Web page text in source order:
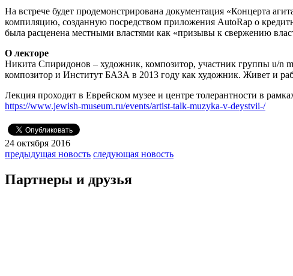
На встрече будет продемонстрирована документация «Концерта
компиляцию, созданную посредством приложения AutoRap о
была расценена местными властями как «призывы к свержению
О лекторе
Никита Спиридонов – художник, композитор, участник группы u/
композитор и Институт БАЗА в 2013 году как художник. Живет и
Лекция проходит в Еврейском музее и центре толерантности в
https://www.jewish-museum.ru/events/artist-talk-muzyka-v-deystvii-/
24 октября 2016
предыдущая новость следующая новость
Партнеры и друзья